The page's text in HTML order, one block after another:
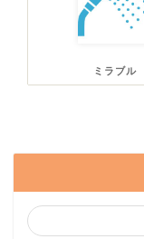
ミラブル